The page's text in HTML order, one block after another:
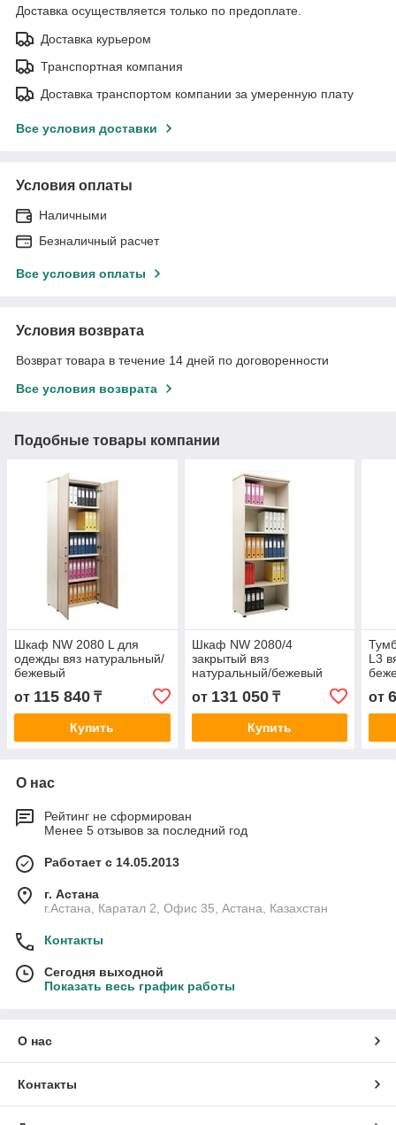
Доставка осуществляется только по предоплате.
Доставка курьером
Транспортная компания
Доставка транспортом компании за умеренную плату
Все условия доставки
Условия оплаты
Наличными
Безналичный расчет
Все условия оплаты
Условия возврата
Возврат товара в течение 14 дней по договоренности
Все условия возврата
Подобные товары компании
Шкаф NW 2080 L для
одежды вяз натуральный/
бежевый
от 115 840 ₸
Купить
Шкаф NW 2080/4
закрытый вяз
натуральный/бежевый
от 131 050₸
Купить
L3
от
О нас
Рейтинг не сформирован
Менее 5 отзывов за последний год
Работает с 14.05.2013
г. Астана
г.Астана, Каратал 2, Офис 35, Астана, Казахстан
Контакты
Сегодня выходной
Показать весь график работы
О нас
Контакты